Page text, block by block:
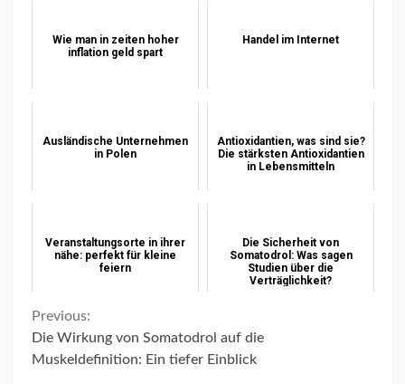
Wie man in zeiten hoher
inflation geld spart
Handel im Internet
Ausländische Unternehmen
in Polen
Antioxidantien, was sind sie?
Die stärksten Antioxidantien
in Lebensmitteln
Veranstaltungsorte in ihrer
nähe: perfekt für kleine
feiern
Die Sicherheit von
Somatodrol: Was sagen
Studien über die
Verträglichkeit?
Continue
Reading
Previous:
Die Wirkung von Somatodrol auf die
Muskeldefinition: Ein tiefer Einblick